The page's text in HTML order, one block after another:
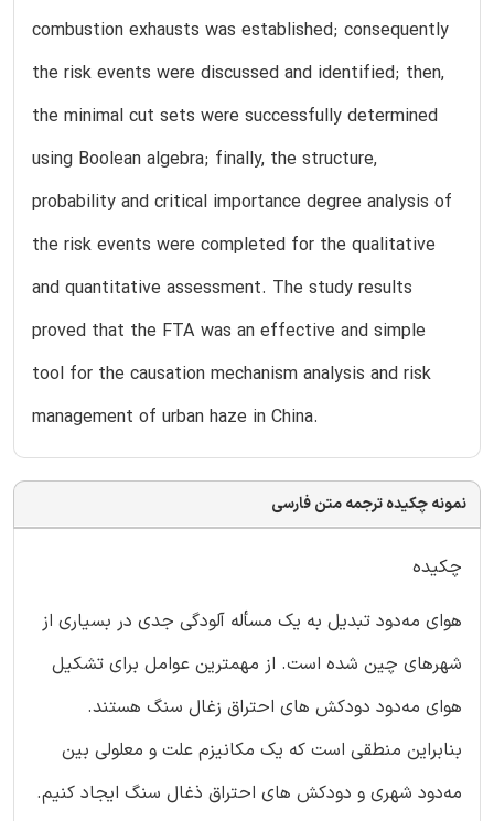
combustion exhausts was established; consequently
the risk events were discussed and identified; then,
the minimal cut sets were successfully determined
using Boolean algebra; finally, the structure,
probability and critical importance degree analysis of
the risk events were completed for the qualitative
and quantitative assessment. The study results
proved that the FTA was an effective and simple
tool for the causation mechanism analysis and risk
management of urban haze in China.
نمونه چکیده ترجمه متن فارسی
چکیده
هوای مه‌دود تبدیل به یک مسأله آلودگی جدی در بسیاری از
شهرهای چین شده است. از مهمترین عوامل برای تشکیل
هوای مه‌دود دودکش های احتراق زغال سنگ هستند.
بنابراین منطقی است که یک مکانیزم علت و معلولی بین
مه‌دود شهری و دودکش های احتراق ذغال سنگ ایجاد کنیم.